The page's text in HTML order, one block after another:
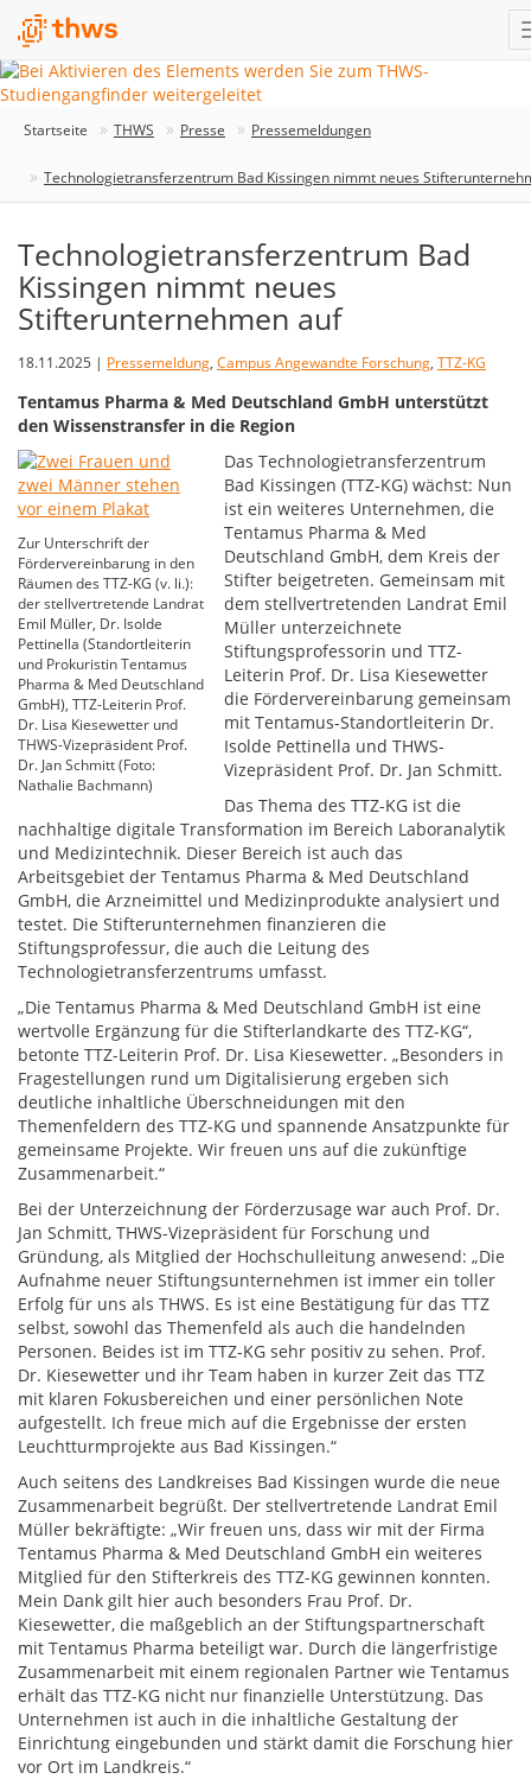
Startseite THWS Presse Pressemeldungen
Technologietransferzentrum Bad Kissingen nimmt neues
Technologietransferzentrum Bad
Kissingen nimmt neues
Stifterunternehmen auf
18.11.2025 | Pressemeldung, Campus Angewandte Forschung, TTZ-KG
Tentamus Pharma & Med Deutschland GmbH unterstützt
den Wissenstransfer in die Region
Zur Unterschrift der
Fördervereinbarung in den
Räumen des TTZ-KG (v. li.):
der stellvertretende Landrat
Emil Müller, Dr. Isolde
Pettinella (Standortleiterin
und Prokuristin Tentamus
Pharma & Med Deutschland
GmbH), TTZ-Leiterin Prof.
Dr. Lisa Kiesewetter und
THWS-Vizepräsident Prof.
Dr. Jan Schmitt (Foto:
Nathalie Bachmann)
Das Technologietransferzentrum
Bad Kissingen (TTZ-KG) wächst: Nun
ist ein weiteres Unternehmen, die
Tentamus Pharma & Med
Deutschland GmbH, dem Kreis der
Stifter beigetreten. Gemeinsam mit
dem stellvertretenden Landrat Emil
Müller unterzeichnete
Stiftungsprofessorin und TTZ-
Leiterin Prof. Dr. Lisa Kiesewetter
die Fördervereinbarung gemeinsam
mit Tentamus-Standortleiterin Dr.
Isolde Pettinella und THWS-
Vizepräsident Prof. Dr. Jan Schmitt.
Das Thema des TTZ-KG ist die
nachhaltige digitale Transformation im Bereich Laboranalytik
und Medizintechnik. Dieser Bereich ist auch das
Arbeitsgebiet der Tentamus Pharma & Med Deutschland
GmbH, die Arzneimittel und Medizinprodukte analysiert und
testet. Die Stifterunternehmen finanzieren die
Stiftungsprofessur, die auch die Leitung des
Technologietransferzentrums umfasst.
„Die Tentamus Pharma & Med Deutschland GmbH ist eine
wertvolle Ergänzung für die Stifterlandkarte des TTZ-KG“,
betonte TTZ-Leiterin Prof. Dr. Lisa Kiesewetter. „Besonders in
Fragestellungen rund um Digitalisierung ergeben sich
deutliche inhaltliche Überschneidungen mit den
Themenfeldern des TTZ-KG und spannende Ansatzpunkte für
gemeinsame Projekte. Wir freuen uns auf die zukünftige
Zusammenarbeit.“
Bei der Unterzeichnung der Förderzusage war auch Prof. Dr.
Jan Schmitt, THWS-Vizepräsident für Forschung und
Gründung, als Mitglied der Hochschulleitung anwesend: „Die
Aufnahme neuer Stiftungsunternehmen ist immer ein toller
Erfolg für uns als THWS. Es ist eine Bestätigung für das TTZ
selbst, sowohl das Themenfeld als auch die handelnden
Personen. Beides ist im TTZ-KG sehr positiv zu sehen. Prof.
Dr. Kiesewetter und ihr Team haben in kurzer Zeit das TTZ
mit klaren Fokusbereichen und einer persönlichen Note
aufgestellt. Ich freue mich auf die Ergebnisse der ersten
Leuchtturmprojekte aus Bad Kissingen.“
Auch seitens des Landkreises Bad Kissingen wurde die neue
Zusammenarbeit begrüßt. Der stellvertretende Landrat Emil
Müller bekräftigte: „Wir freuen uns, dass wir mit der Firma
Tentamus Pharma & Med Deutschland GmbH ein weiteres
Mitglied für den Stifterkreis des TTZ-KG gewinnen konnten.
Mein Dank gilt hier auch besonders Frau Prof. Dr.
Kiesewetter, die maßgeblich an der Stiftungspartnerschaft
mit Tentamus Pharma beteiligt war. Durch die längerfristige
Zusammenarbeit mit einem regionalen Partner wie Tentamus
erhält das TTZ-KG nicht nur finanzielle Unterstützung. Das
Unternehmen ist auch in die inhaltliche Gestaltung der
Einrichtung eingebunden und stärkt damit die Forschung hier
vor Ort im Landkreis.“